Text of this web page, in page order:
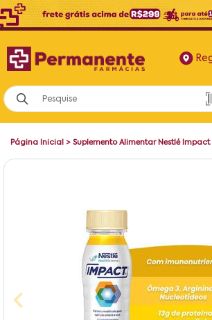
Página Inicial > Suplemento Alimentar Nestlé Impact